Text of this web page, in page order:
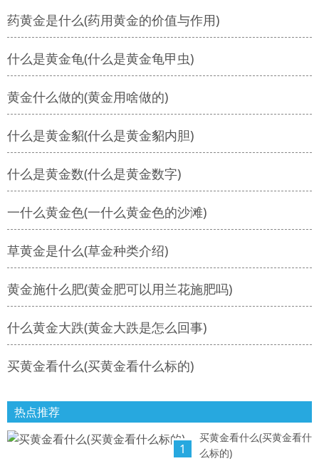
药黄金是什么(药用黄金的价值与作用)
什么是黄金龟(什么是黄金龟甲虫)
黄金什么做的(黄金用啥做的)
什么是黄金貂(什么是黄金貂内胆)
什么是黄金数(什么是黄金数字)
一什么黄金色(一什么黄金色的沙滩)
草黄金是什么(草金种类介绍)
黄金施什么肥(黄金肥可以用兰花施肥吗)
什么黄金大跌(黄金大跌是怎么回事)
买黄金看什么(买黄金看什么标的)
热点推荐
1
买黄金看什么(买黄金看什
么标的)